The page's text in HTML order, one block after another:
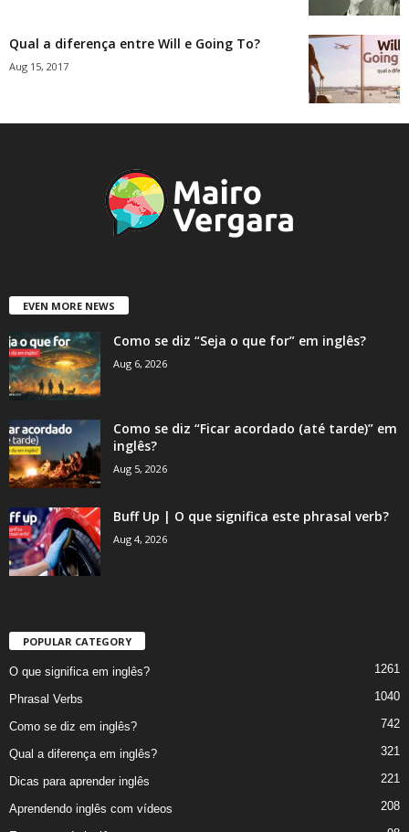
Qual a diferença entre Will e Going To?
Aug 15, 2017
EVEN MORE NEWS
Como se diz “Seja o que for” em inglês?
Aug 6, 2026
Como se diz “Ficar acordado (até tarde)” em
inglês?
Aug 5, 2026
Buff Up | O que significa este phrasal verb?
Aug 4, 2026
POPULAR CATEGORY
O que significa em inglês? 1261
Phrasal Verbs 1040
Como se diz em inglês? 742
Qual a diferença em inglês? 321
Dicas para aprender inglês 221
Aprendendo inglês com vídeos 208